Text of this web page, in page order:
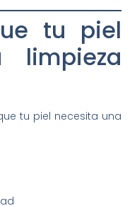
tu piel
limpieza
tu piel necesita una